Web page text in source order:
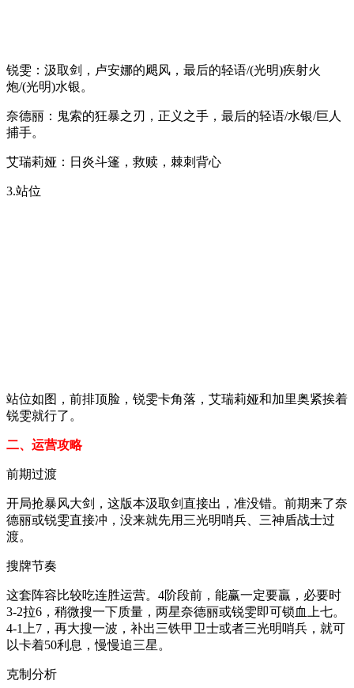
锐雯：汲取剑，卢安娜的飓风，最后的轻语/(光明)疾射火
炮/(光明)水银。
奈德丽：鬼索的狂暴之刃，正义之手，最后的轻语/水银/巨人
捕手。
艾瑞莉娅：日炎斗篷，救赎，棘刺背心
3.站位
站位如图，前排顶脸，锐雯卡角落，艾瑞莉娅和加里奥紧挨着
锐雯就行了。
二、运营攻略
前期过渡
开局抢暴风大剑，这版本汲取剑直接出，准没错。前期来了奈
德丽或锐雯直接冲，没来就先用三光明哨兵、三神盾战士过
渡。
搜牌节奏
这套阵容比较吃连胜运营。4阶段前，能赢一定要贏，必要时
3-2拉6，稍微搜一下质量，两星奈德丽或锐雯即可锁血上七。
4-1上7，再大搜一波，补出三铁甲卫士或者三光明哨兵，就可
以卡着50利息，慢慢追三星。
克制分析